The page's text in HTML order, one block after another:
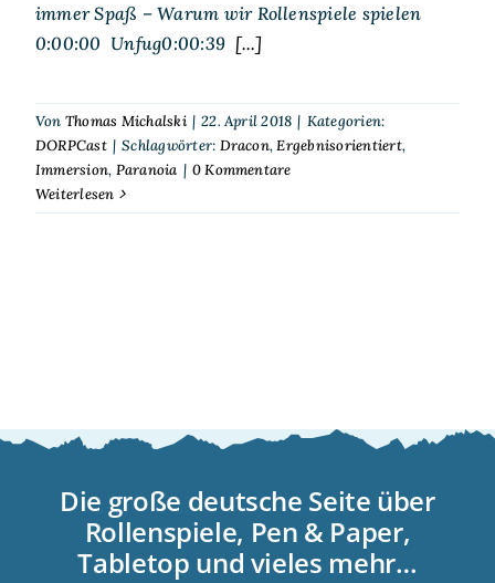
immer Spaß – Warum wir Rollenspiele spielen
0:00:00 Unfug0:00:39 [...]
Von Thomas Michalski | 22. April 2018 | Kategorien:
DORPCast | Schlagwörter: Dracon,Ergebnisorientiert,
Immersion, Paranoia | 0 Kommentare
Weiterlesen
Die große deutsche Seite über
Rollenspiele, Pen & Paper,
Tabletop und vieles mehr…